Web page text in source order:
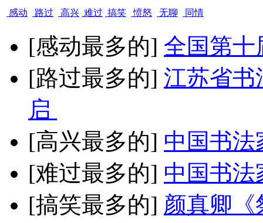
感动 路过 高兴 难过 搞笑 愤怒 无聊 同情
[感动最多的] 全国第十
[路过最多的] 江苏省书
启
[高兴最多的] 中国书法
[难过最多的] 中国书法
[搞笑最多的] 颜真卿《